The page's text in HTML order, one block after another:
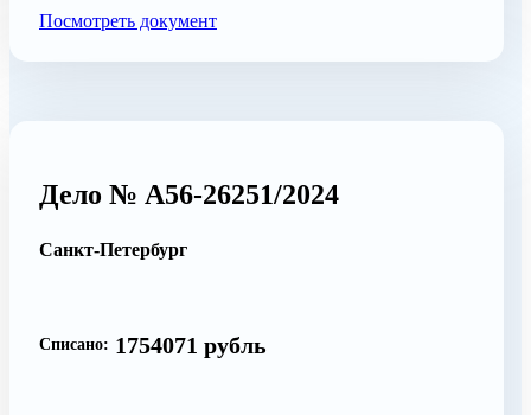
Посмотреть документ
Дело № А56-26251/2024
Санкт-Петербург
Списано: 1754071 рубль